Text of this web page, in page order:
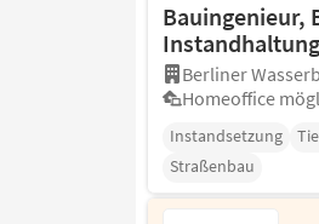
Bauingenieur,
Berliner
Homeoffice
Instandsetzung
Straßenbau